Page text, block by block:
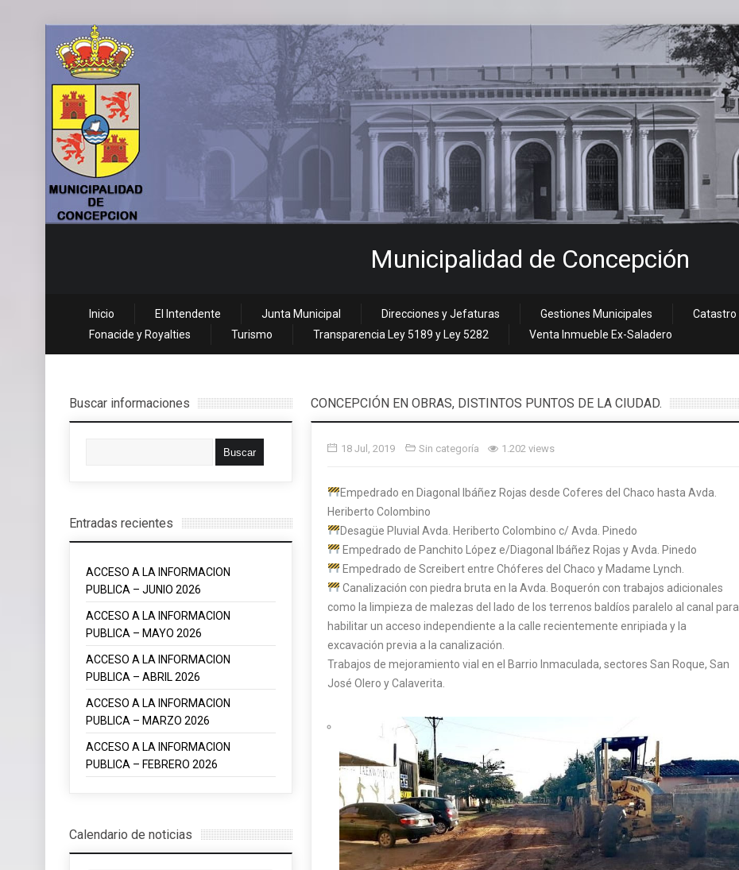
Municipalidad de Concepción
Inicio El Intendente Junta Municipal Direcciones y Jefaturas Gestiones Municipales Catastro
Fonacide y Royalties
Turismo Transparencia Ley 5189 y Ley 5282 Venta Inmueble Ex-Saladero
Buscar informaciones
Entradas recientes
ACCESO A LA INFORMACION
PUBLICA – JUNIO 2026
ACCESO A LA INFORMACION
PUBLICA – MAYO 2026
ACCESO A LA INFORMACION
PUBLICA – ABRIL 2026
ACCESO A LA INFORMACION
PUBLICA – MARZO 2026
ACCESO A LA INFORMACION
PUBLICA – FEBRERO 2026
Calendario de noticias
CONCEPCIÓN EN OBRAS, DISTINTOS PUNTOS DE LA CIUDAD.
18 Jul, 2019 Sin categoría 1.202 views
Empedrado en Diagonal Ibáñez Rojas desde Coferes del Chaco hasta Avda.
Heriberto Colombino
Desagüe Pluvial Avda. Heriberto Colombino c/ Avda. Pinedo
Empedrado de Panchito López e/Diagonal Ibáñez Rojas y Avda. Pinedo
Empedrado de Screibert entre Chóferes del Chaco y Madame Lynch.
Canalización con piedra bruta en la Avda. Boquerón con trabajos adicionales
como la limpieza de malezas del lado de los terrenos baldíos paralelo al canal para
habilitar un acceso independiente a la calle recientemente enripiada y la
excavación previa a la canalización.
Trabajos de mejoramiento vial en el Barrio Inmaculada, sectores San Roque, San
José Olero y Calaverita.